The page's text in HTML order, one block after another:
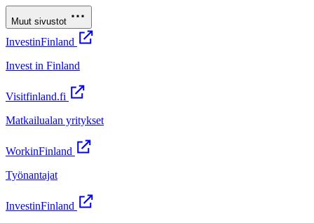
Muut sivustot
InvestinFinland
Invest in Finland
Visitfinland.fi
Matkailualan yritykset
WorkinFinland
Työnantajat
InvestinFinland